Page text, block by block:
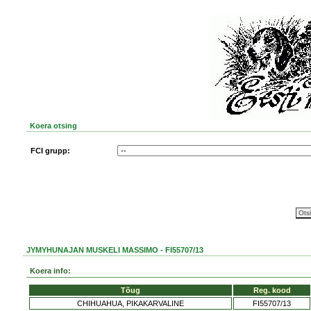
Koera otsing
FCI grupp:
JYMYHUNAJAN MUSKELI MASSIMO - FI55707/13
Koera info:
Tõug
Reg. kood
CHIHUAHUA, PIKAKARVALINE
FI55707/13